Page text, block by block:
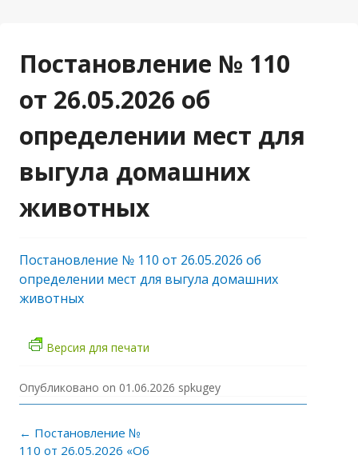
Постановление № 110
от 26.05.2026 об
определении мест для
выгула домашних
животных
Постановление № 110 от 26.05.2026 об
определении мест для выгула домашних
животных
Версия для печати
Опубликовано on 01.06.2026 spkugey
Навигация по записям
← Постановление №
110 от 26.05.2026 «Об